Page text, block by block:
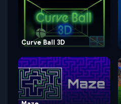
Curve Ball 3D